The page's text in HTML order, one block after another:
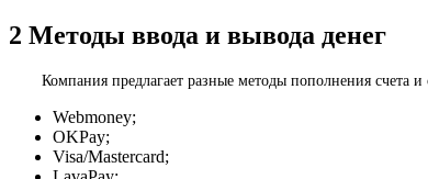
2 Методы ввода и вывода денег
Компания предлагает разные методы пополнения счета
Webmoney;
OKPay;
Visa/Mastercard;